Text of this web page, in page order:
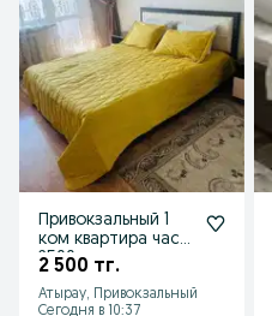
Привокзальный 1
ком квартира час
2500ночь
2 500 тг.
Атырау, Привокзальный
Сегодня в 10:37